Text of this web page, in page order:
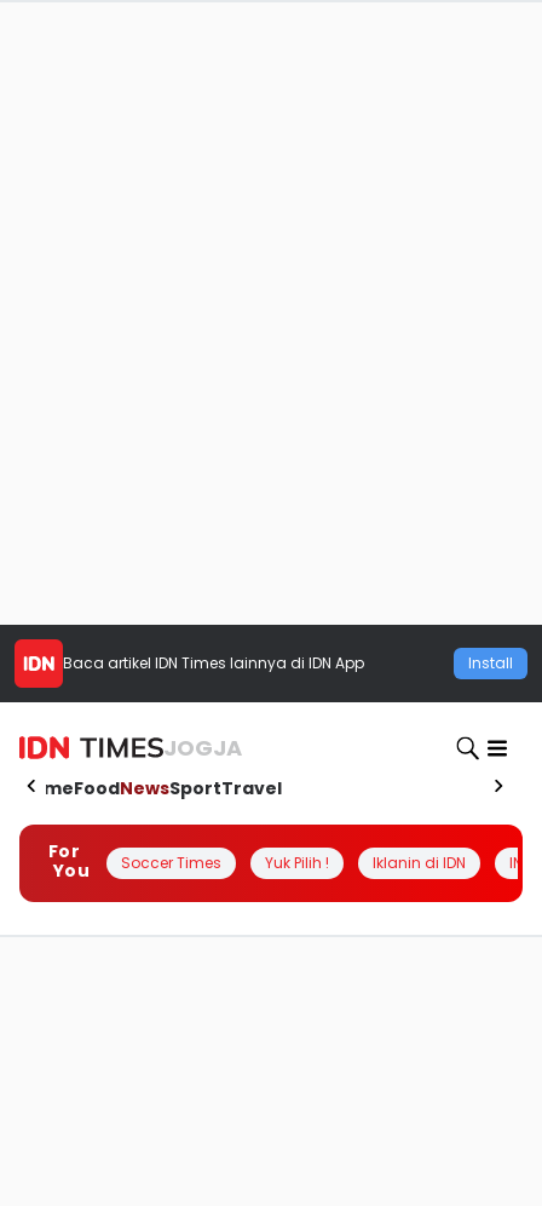
Baca artikel IDN Times lainnya di IDN App Install
JOGJA
HomeFoodNewsSportTravel
For
You
Soccer Times Yuk Pilih ! Iklanin di IDN